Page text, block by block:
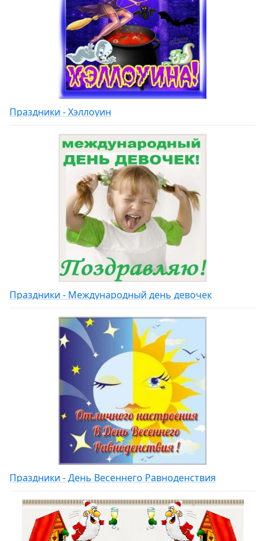
Праздники - Хэллоуин
Праздники - Международный день девочек
Праздники - День Весеннего Равноденствия